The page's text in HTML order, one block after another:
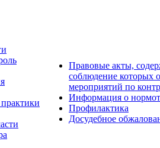
Правовые акты,
соблюдение которых
мероприятий по
Информация о
Профилактика
Досудебное